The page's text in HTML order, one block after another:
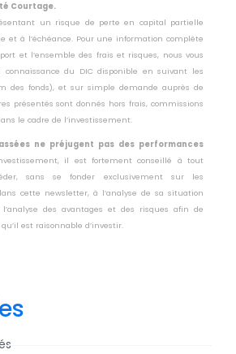
Courtage.
un risque de perte en capital partielle
et à l’échéance. Pour une information complète
et l’ensemble des frais et risques, nous vous
connaissance du DIC disponible en suivant les
des fonds), et sur simple demande auprès de
présentés sont donnés hors frais, commissions
le cadre de l’investissement.
ne préjugent pas des performances
il est fortement conseillé à tout
sans se fonder exclusivement sur les
cette newsletter, à l’analyse de sa situation
des avantages et des risques afin de
est raisonnable d’investir.